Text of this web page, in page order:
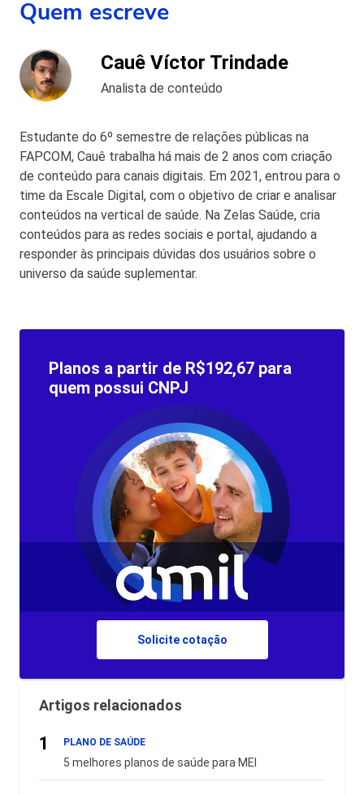
Quem escreve
Cauê Víctor Trindade
Analista de conteúdo
Estudante do 6º semestre de relações públicas na
FAPCOM, Cauê trabalha há mais de 2 anos com criação
de conteúdo para canais digitais. Em 2021, entrou para o
time da Escale Digital, com o objetivo de criar e analisar
conteúdos na vertical de saúde. Na Zelas Saúde, cria
conteúdos para as redes sociais e portal, ajudando a
responder às principais dúvidas dos usuários sobre o
universo da saúde suplementar.
Planos a partir de R$192,67 para
quem possui CNPJ
Solicite cotação
Artigos relacionados
1 PLANO DE SAÚDE
5 melhores planos de saúde para MEI